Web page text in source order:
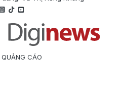
QUẢNG CÁO